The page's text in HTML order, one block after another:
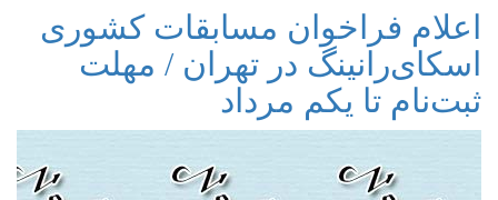
اعلام فراخوان مسابقات کشوری
اسکای‌رانینگ در تهران / مهلت
ثبت‌نام تا یکم مرداد